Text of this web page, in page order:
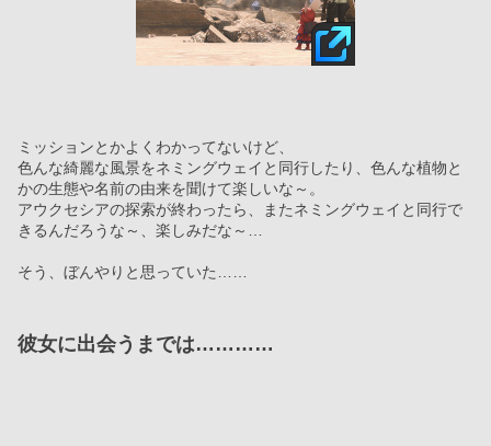
ミッションとかよくわかってないけど、
色んな綺麗な風景をネミングウェイと同行したり、色んな植物と
かの生態や名前の由来を聞けて楽しいな～。
アウクセシアの探索が終わったら、またネミングウェイと同行で
きるんだろうな～、楽しみだな～…
そう、ぼんやりと思っていた……
彼女に出会うまでは…………